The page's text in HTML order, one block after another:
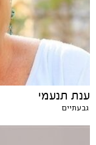
ענת תנעמי
גבעתיים